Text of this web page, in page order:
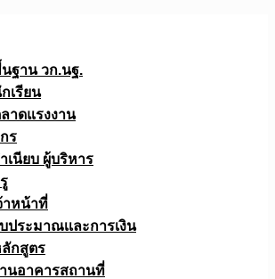
ฐาน วก.นฐ.
เรียน
าดแรงงาน
ร
เนียบ ผู้บริหาร
าหน้าที่
ประมาณเเละการเงิน
กสูตร
นอาคารสถานที่